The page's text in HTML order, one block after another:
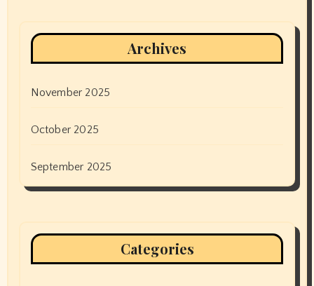
Archives
November 2025
October 2025
September 2025
Categories